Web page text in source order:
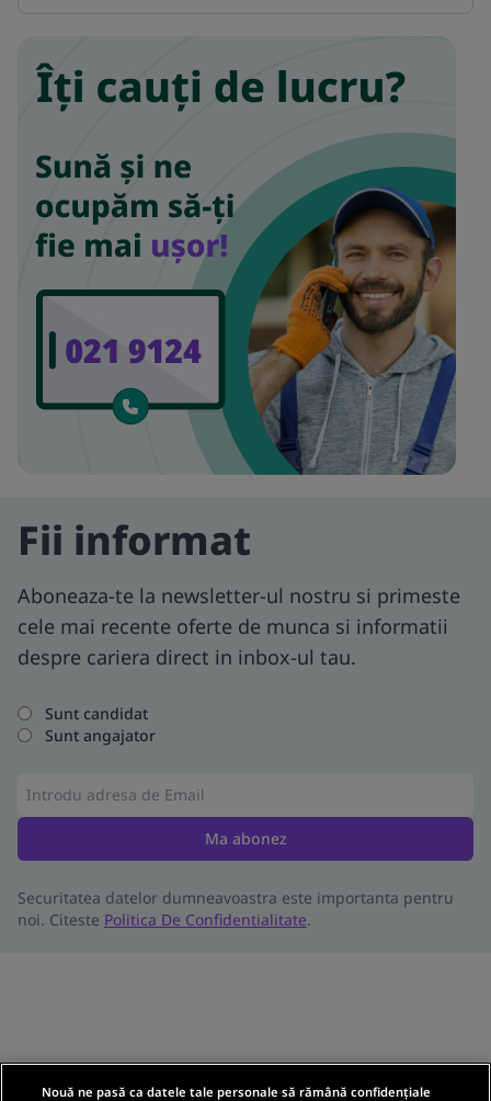
Fii informat
Aboneaza-te la newsletter-ul nostru si primeste
cele mai recente oferte de munca si informatii
despre cariera direct in inbox-ul tau.
Sunt candidat
Sunt angajator
Ma abonez
Securitatea datelor dumneavoastra este importanta pentru
noi. Citeste Politica De Confidentialitate.
Nouă ne pasă ca datele tale personale să rămână confidențiale